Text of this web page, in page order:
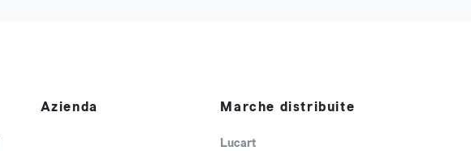
Azienda Marche distribuite
Lucart